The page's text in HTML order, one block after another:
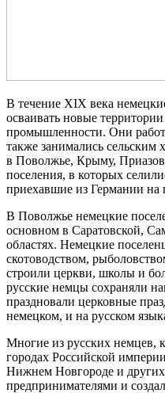
В течение XIX века
осваивать новые
промышленности. Они
также занимались сельским
в Поволжье, Крыму,
поселения, в которых
приехавшие из Германии
В Поволжье немецкие
основном в Саратовской,
областях. Немецкие
скотоводством,
строили церкви, школы и
русские немцы сохраняли
праздновали церковные
немецком, и на русском
Многие из русских немцев,
городах Российской
Нижнем Новгороде и
предпринимателями и